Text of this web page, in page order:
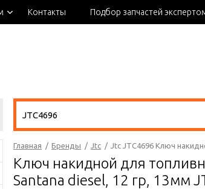
Контакты Подбор запчастей
Главная / Бренды / Jtc / Jtc JTC4696 Ключ
Ключ накидной для
Santana diesel, 12 гр, 13мм